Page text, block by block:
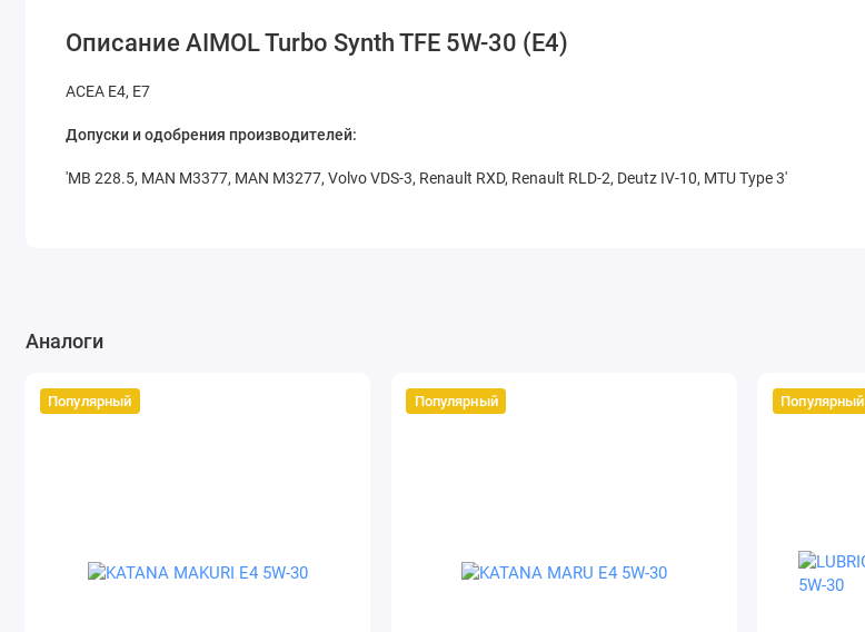
Описание AIMOL Turbo Synth TFE 5W-30 (E4)
ACEA E4, E7
Допуски и одобрения производителей:
'MB 228.5, MAN M3377, MAN M3277, Volvo VDS-3, Renault RXD, Renault RLD-2, Deutz IV-10, MTU Type 3'
Аналоги
Популярный Популярный Популярный